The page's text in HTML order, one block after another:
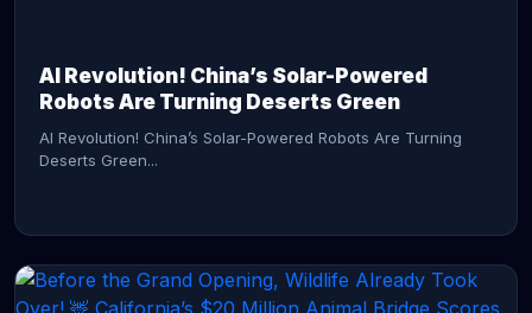
AI Revolution! China’s Solar-Powered
Robots Are Turning Deserts Green
AI Revolution! China’s Solar-Powered Robots Are Turning
Deserts Green...